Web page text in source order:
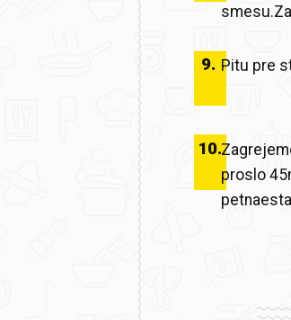
9. Pitu pre
10.
proslo